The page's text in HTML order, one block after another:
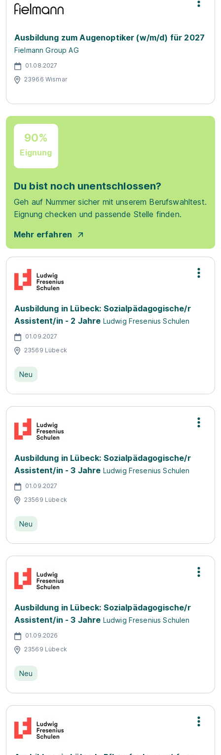
Ausbildung zum Augenoptiker (w/m/d) für 2027
Fielmann Group AG
01.08.2027
23966 Wismar
90%
Eignung
Du bist noch unentschlossen?
Geh auf Nummer sicher mit unserem Berufswahltest.
Eignung checken und passende Stelle finden.
Mehr erfahren
Ausbildung in Lübeck: Sozialpädagogische/r
Assistent/in - 2 Jahre Ludwig Fresenius Schulen
01.09.2027
23569 Lübeck
Neu
Ausbildung in Lübeck: Sozialpädagogische/r
Assistent/in - 3 Jahre Ludwig Fresenius Schulen
01.09.2027
23569 Lübeck
Neu
Ausbildung in Lübeck: Sozialpädagogische/r
Assistent/in - 3 Jahre Ludwig Fresenius Schulen
01.09.2026
23569 Lübeck
Neu